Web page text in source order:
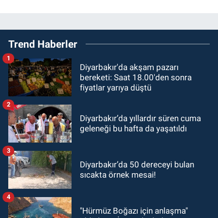
Trend Haberler
Diyarbakır'da akşam pazarı
bereketi: Saat 18.00'den sonra
fiyatlar yarıya düştü
1
Diyarbakır’da yıllardır süren cuma
geleneği bu hafta da yaşatıldı
2
Diyarbakır’da 50 dereceyi bulan
sıcakta örnek mesai!
3
"Hürmüz Boğazı için anlaşma"
4